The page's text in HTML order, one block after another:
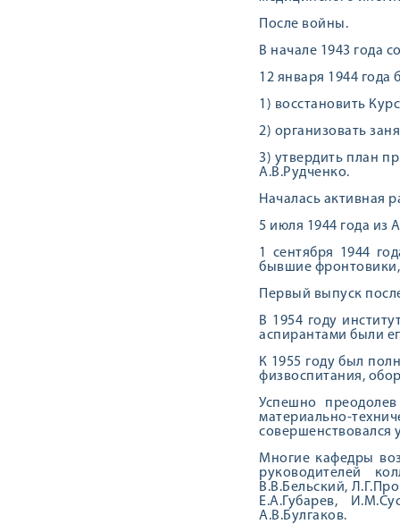
После войны.
В начале 1943 года
12 января 1944
1) восстановить
2) организовать
3) утвердить план
А.В.Рудченко.
Началась активная
5 июля 1944 года из
1 сентября 1944
бывшие
Первый выпуск
В 1954 году
аспирантами были
К 1955 году был
физвоспитания,
Успешно
материально-
совершенствовался
Многие кафедры
руководителей
В.В.Бельский,
Е.А.Губарев,
А.В.Булгаков.